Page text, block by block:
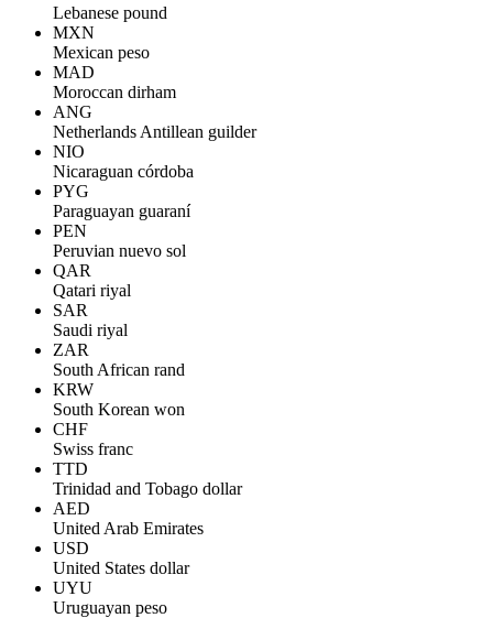
Lebanese pound
MXN
Mexican peso
MAD
Moroccan dirham
ANG
Netherlands Antillean guilder
NIO
Nicaraguan córdoba
PYG
Paraguayan guaraní
PEN
Peruvian nuevo sol
QAR
Qatari riyal
SAR
Saudi riyal
ZAR
South African rand
KRW
South Korean won
CHF
Swiss franc
TTD
Trinidad and Tobago dollar
AED
United Arab Emirates
USD
United States dollar
UYU
Uruguayan peso